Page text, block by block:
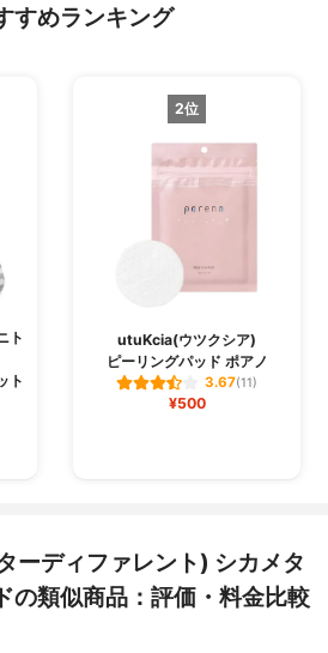
すめランキング
ト
ト
2位
utuKcia(ウツクシア)
ピーリングパッド ポアノ
3.67(11)
¥500
ディファレント) シカメタ
の類似商品：評価・料金比較